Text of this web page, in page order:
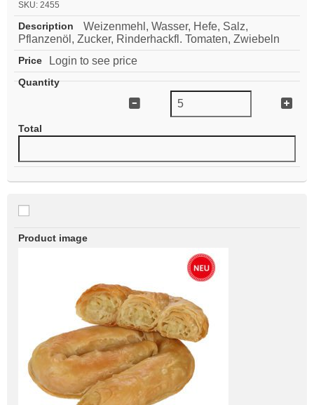
SKU: 2455
Weizenmehl, Wasser, Hefe, Salz,
Pflanzenöl, Zucker, Rinderhackfl. Tomaten, Zwiebeln
Login to see price